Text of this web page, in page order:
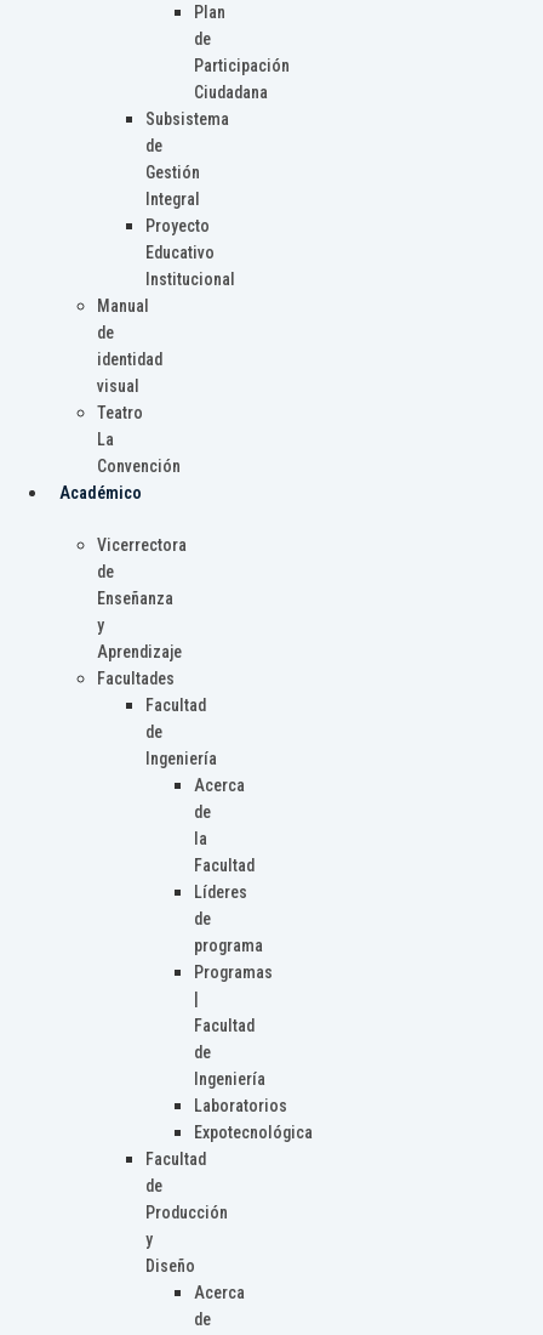
Plan
de
Participación
Ciudadana
Subsistema
de
Gestión
Integral
Proyecto
Educativo
Institucional
Manual
de
identidad
visual
Teatro
La
Convención
Académico
Vicerrectora
de
Enseñanza
y
Aprendizaje
Facultades
Facultad
de
Ingeniería
Acerca
de
la
Facultad
Líderes
de
programa
Programas
Facultad
de
Ingeniería
Laboratorios
Expotecnológica
Facultad
de
Producción
y
Diseño
Acerca
de